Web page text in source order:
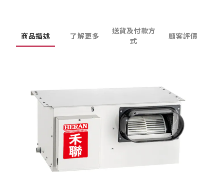
商品描述 了解更多
送貨及付款方
式
顧客評價